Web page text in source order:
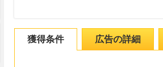
獲得条件 広告の詳細